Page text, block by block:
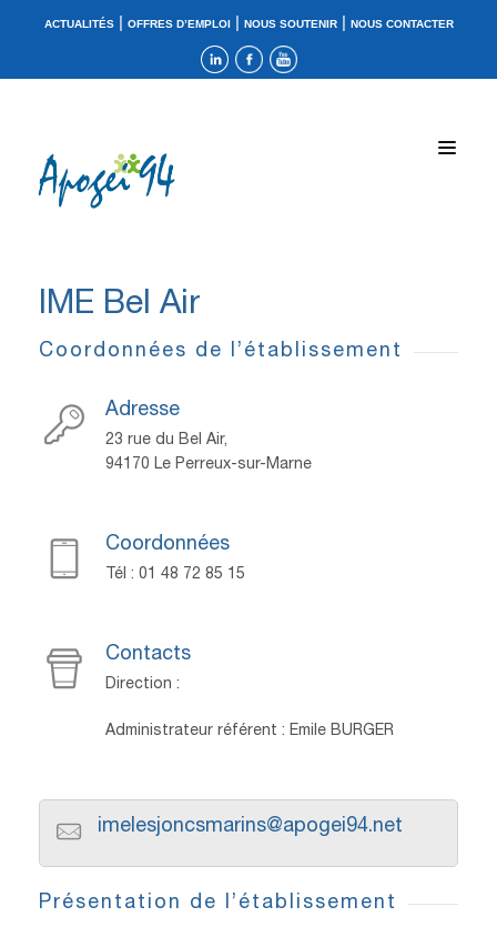
ACTUALITÉS| OFFRES D’EMPLOI| NOUS SOUTENIR| NOUS CONTACTER
IME Bel Air
Coordonnées de l’établissement
Adresse
23 rue du Bel Air,
94170 Le Perreux-sur-Marne
Coordonnées
Tél : 01 48 72 85 15
Contacts
Direction :
Administrateur référent : Emile BURGER
imelesjoncsmarins@apogei94.net
Présentation de l’établissement